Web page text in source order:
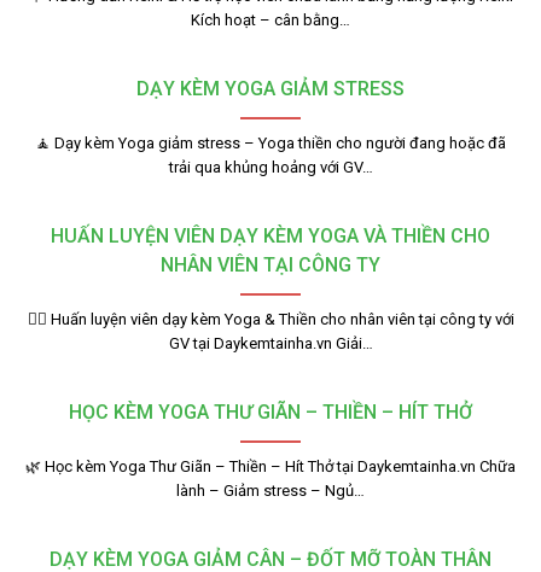
Kích hoạt – cân bằng…
DẠY KÈM YOGA GIẢM STRESS
🧘 Dạy kèm Yoga giảm stress – Yoga thiền cho người đang hoặc đã
trải qua khủng hoảng với GV…
HUẤN LUYỆN VIÊN DẠY KÈM YOGA VÀ THIỀN CHO
NHÂN VIÊN TẠI CÔNG TY
🧘‍♂️ Huấn luyện viên dạy kèm Yoga & Thiền cho nhân viên tại công ty với
GV tại Daykemtainha.vn Giải…
HỌC KÈM YOGA THƯ GIÃN – THIỀN – HÍT THỞ
🌿 Học kèm Yoga Thư Giãn – Thiền – Hít Thở tại Daykemtainha.vn Chữa
lành – Giảm stress – Ngủ…
DẠY KÈM YOGA GIẢM CÂN – ĐỐT MỠ TOÀN THÂN